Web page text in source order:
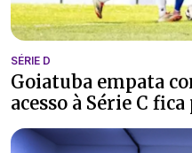
SÉRIE D
Goiatuba empata
acesso à Série C